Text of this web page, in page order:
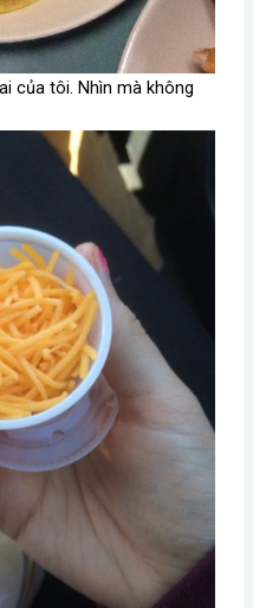
của tôi. Nhìn mà không